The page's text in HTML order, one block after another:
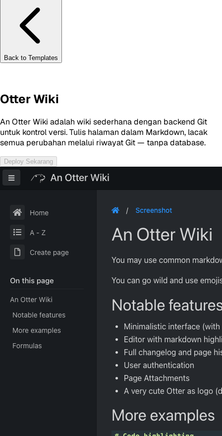
Back to Templates
Otter Wiki
An Otter Wiki adalah wiki sederhana dengan backend Git
untuk kontrol versi. Tulis halaman dalam Markdown, lacak
semua perubahan melalui riwayat Git — tanpa database.
Deploy Sekarang